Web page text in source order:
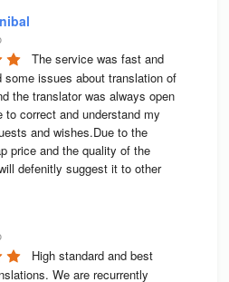
The service was fast and
some issues about translation of
the translator was always open
to correct and understand my
and wishes.Due to the
price and the quality of the
defenitly suggest it to other
High stan­dard and best
We are recur­rently